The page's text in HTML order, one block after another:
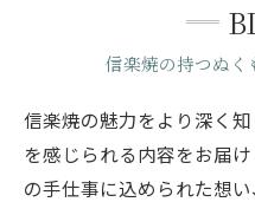
信楽焼の持つぬく
信楽焼の魅力をより深く
を感じられる内容をお届
の手仕事に込められた想